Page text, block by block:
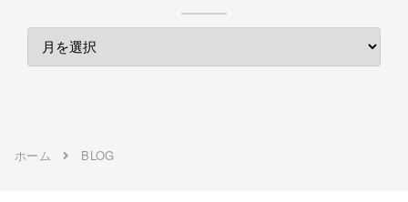
ホーム BLOG